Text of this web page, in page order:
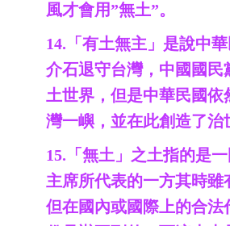
風才會用”無土”。
14.「有土無主」是說中
介石退守台灣，中國國民
土世界，但是中華民國依
灣一嶼，並在此創造了治
15.「無土」之土指的是
主席所代表的一方其時雖
但在國內或國際上的合法